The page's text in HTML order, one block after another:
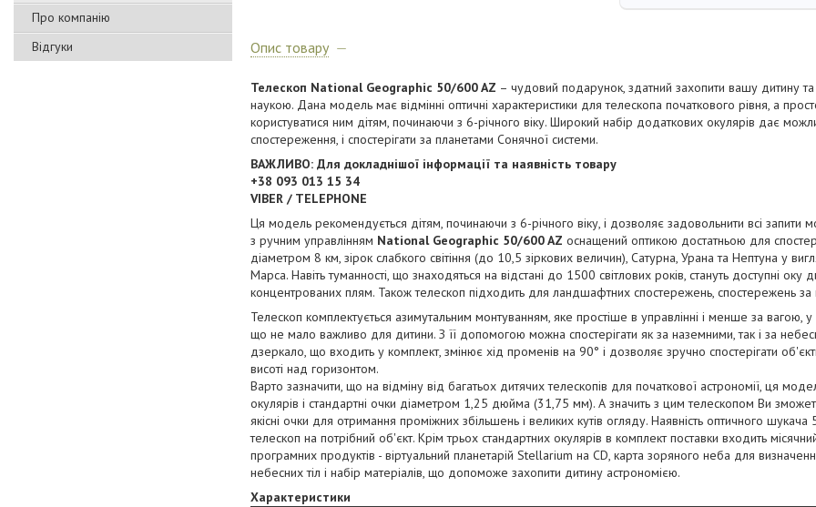
Про компанію
Відгуки
Опис товару
Телескоп National Geographic 50/600 AZ – чудовий подарунок, здатний захопити вашу дитину та
наукою. Дана модель має відмінні оптичні характеристики для телескопа початкового рівня, а
користуватися ним дітям, починаючи з 6-річного віку. Широкий набір додаткових окулярів дає
спостереження, і спостерігати за планетами Сонячної системи.
ВАЖЛИВО: Для докладнішої інформації та наявність товару
+38 093 013 15 34
VIBER / TELEPHONE
Ця модель рекомендується дітям, починаючи з 6-річного віку, і дозволяє задовольнити всі запити
з ручним управлінням National Geographic 50/600 AZ оснащений оптикою достатньою для
діаметром 8 км, зірок слабкого світіння (до 10,5 зіркових величин), Сатурна, Урана та Нептуна у
Марса. Навіть туманності, що знаходяться на відстані до 1500 світлових років, стануть доступні оку
концентрованих плям. Також телескоп підходить для ландшафтних спостережень, спостережень за
Телескоп комплектується азимутальним монтуванням, яке простіше в управлінні і менше за вагою, у
що не мало важливо для дитини. З її допомогою можна спостерігати як за наземними, так і за
дзеркало, що входить у комплект, змінює хід променів на 90° і дозволяє зручно спостерігати
висоті над горизонтом.
Варто зазначити, що на відміну від багатьох дитячих телескопів для початкової астрономії, ця
окулярів і стандартні очки діаметром 1,25 дюйма (31,75 мм). А значить з цим телескопом Ви
якісні очки для отримання проміжних збільшень і великих кутів огляду. Наявність оптичного
телескоп на потрібний об'єкт. Крім трьох стандартних окулярів в комплект поставки входить
програмних продуктів - віртуальний планетарій Stellarium на CD, карта зоряного неба для
небесних тіл і набір матеріалів, що допоможе захопити дитину астрономією.
Характеристики